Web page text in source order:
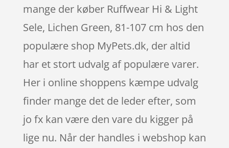
mange der køber Ruffwear Hi & Light
Sele, Lichen Green, 81-107 cm hos den
populære shop MyPets.dk, der altid
har et stort udvalg af populære varer.
Her i online shoppens kæmpe udvalg
finder mange det de leder efter, som
jo fx kan være den vare du kigger på
lige nu. Når der handles i webshop kan